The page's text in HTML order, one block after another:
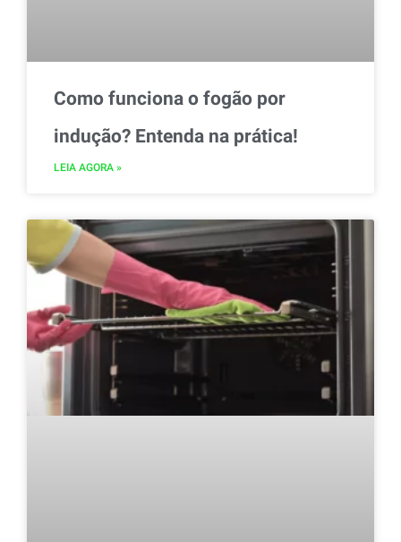
Como funciona o fogão por
indução? Entenda na prática!
LEIA AGORA »